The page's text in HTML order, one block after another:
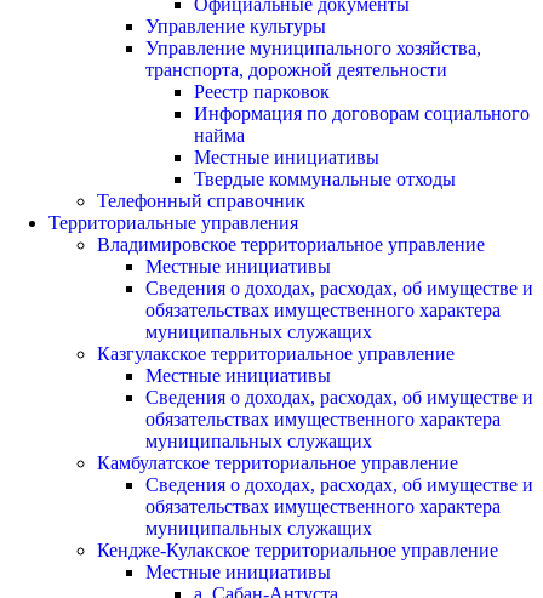
Управление культуры
Управление муниципального хозяйства,
транспорта, дорожной деятельности
Реестр парковок
Информация по договорам социального
найма
Местные инициативы
Твердые коммунальные отходы
Телефонный справочник
Территориальные управления
Владимировское территориальное управление
Местные инициативы
Сведения о доходах, расходах, об имуществе и
обязательствах имущественного характера
муниципальных служащих
Казгулакское территориальное управление
Местные инициативы
Сведения о доходах, расходах, об имуществе и
обязательствах имущественного характера
муниципальных служащих
Камбулатское территориальное управление
Сведения о доходах, расходах, об имуществе и
обязательствах имущественного характера
муниципальных служащих
Кендже-Кулакское территориальное управление
Местные инициативы
а. Сабан-Антуста